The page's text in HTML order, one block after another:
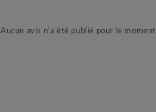
Aucun avis n'a été publié pour le moment.